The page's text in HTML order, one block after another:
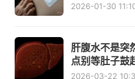
2026-01-30
肝腹水不是突
点别等肚子鼓
2026-03-22